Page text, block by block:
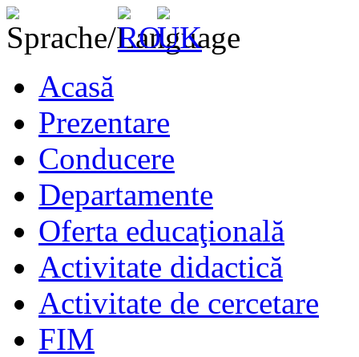
Acasă
Prezentare
Conducere
Departamente
Oferta educaţională
Activitate didactică
Activitate de cercetare
FIM